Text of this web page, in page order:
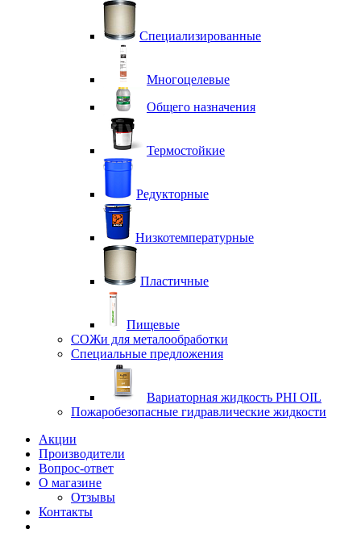
Специализированные
Многоцелевые
Общего назначения
Термостойкие
Редукторные
Низкотемпературные
Пластичные
Пищевые
СОЖи для металообработки
Специальные предложения
Вариаторная жидкость PHI OIL
Пожаробезопасные гидравлические жидкости
Акции
Производители
Вопрос-ответ
О магазине
Отзывы
Контакты